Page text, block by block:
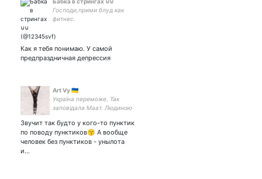
Господи,прими блуд как
фитнес.
Как я тебя понимаю. У самой
предпраздничная депрессия
Art Vy 🇺🇦
Україна переможе. Так
заповідала Маат. Людиною
Винник)
Звучит так будто у кого-то пунктик
по поводу пунктиков😙 А вообще
человек без пунктиков - унылота
и…